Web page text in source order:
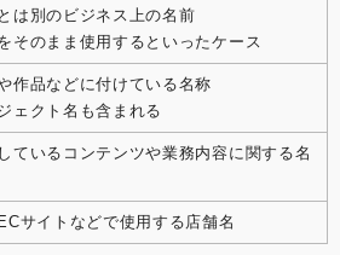
は別のビジネス上の名前
そのまま使用するといったケース
作品などに付けている名称
ェクト名も含まれる
ているコンテンツや業務内容に関する名
サイトなどで使用する店舗名